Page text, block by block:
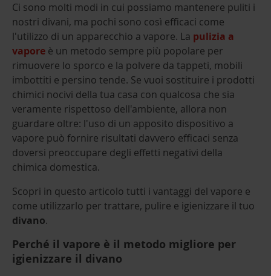
Ci sono molti modi in cui possiamo mantenere puliti i
nostri divani, ma pochi sono così efficaci come
l'utilizzo di un apparecchio a vapore. La pulizia a
vapore è un metodo sempre più popolare per
rimuovere lo sporco e la polvere da tappeti, mobili
imbottiti e persino tende. Se vuoi sostituire i prodotti
chimici nocivi della tua casa con qualcosa che sia
veramente rispettoso dell'ambiente, allora non
guardare oltre: l'uso di un apposito dispositivo a
vapore può fornire risultati davvero efficaci senza
doversi preoccupare degli effetti negativi della
chimica domestica.
Scopri in questo articolo tutti i vantaggi del vapore e
come utilizzarlo per trattare, pulire e igienizzare il tuo
divano.
Perché il vapore è il metodo migliore per
igienizzare il divano